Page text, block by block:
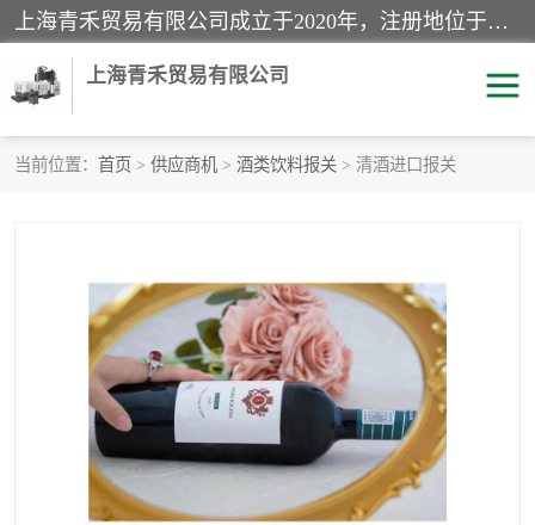
上海青禾贸易有限公司成立于2020年，注册地位于上海市宝山区。经营范围包括：机械设备、五金制品、劳防用品、电子产品、塑胶制品、家具、模具、纺织品、仪器仪表、建筑材料、装饰材料、化工产品、金属制品、机车配件等货物进出口报关、清关服务。
上海青禾贸易有限公司
当前位置： 首页 > 供应商机 > 酒类饮料报关 > 清酒进口报关
快递清关 进口杂货清关
家用电器报关 机床进口清关
国际灯具清关